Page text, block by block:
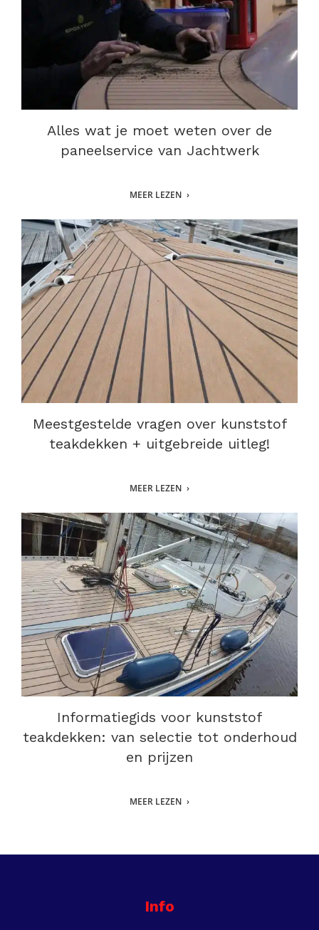
Alles wat je moet weten over de
paneelservice van Jachtwerk
MEER LEZEN
Meestgestelde vragen over kunststof
teakdekken + uitgebreide uitleg!
MEER LEZEN
Informatiegids voor kunststof
teakdekken: van selectie tot onderhoud
en prijzen
MEER LEZEN
Info